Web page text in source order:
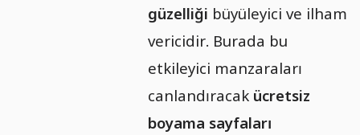
güzelliği büyüleyici ve ilham
vericidir. Burada bu
etkileyici manzaraları
canlandıracak ücretsiz
boyama sayfaları